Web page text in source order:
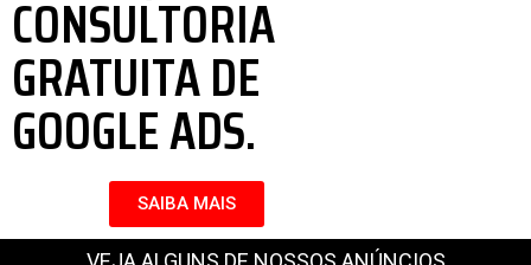
CONSULTORIA
GRATUITA DE
GOOGLE ADS.
SAIBA MAIS